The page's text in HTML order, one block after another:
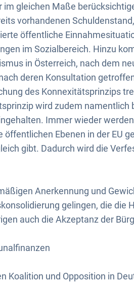
im gleichen Maße
vorhandenen
öffentliche
im Sozialbereich. Hinzu
in Österreich, nach dem
deren Konsultation
des Konnexitätsprinzips
wird zudem namentlich
Immer wieder
öffentlichen Ebenen in der EU
gibt. Dadurch wird die
Anerkennung und
gelingen, die die
auch die Akzeptanz der
Koalition und Opposition in